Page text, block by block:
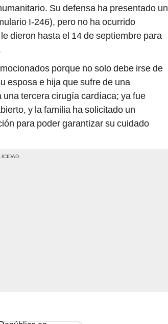
Su defensa ha presentado un
I-246), pero no ha ocurrido
dieron hasta el 14 de septiembre para
porque no solo debe irse de
esposa e hija que sufre de una
tercera cirugía cardíaca; ya fue
y la familia ha solicitado un
para poder garantizar su cuidado